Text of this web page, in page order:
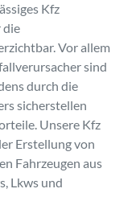
Kfz
die
Vor allem
sind
durch die
sicherstellen
Unsere Kfz
Erstellung von
Fahrzeugen aus
Lkws und